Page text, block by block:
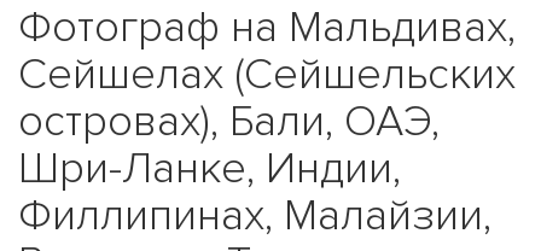
Фотограф на Мальдивах,
Сейшелах (Сейшельских
островах), Бали, ОАЭ,
Шри-Ланке, Индии,
Филлипинах, Малайзии,